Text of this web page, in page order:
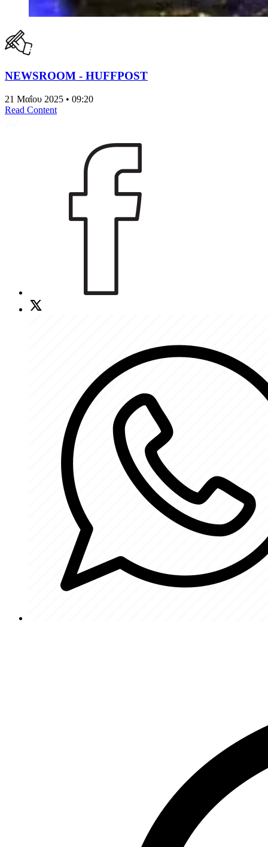
NEWSROOM - HUFFPOST
21 Μαΐου 2025 • 09:20
Read Content